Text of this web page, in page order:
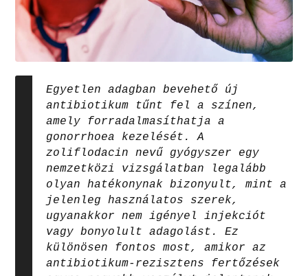
Egyetlen adagban bevehető új
antibiotikum tűnt fel a színen,
amely forradalmasíthatja a
gonorrhoea kezelését. A
zoliflodacin nevű gyógyszer egy
nemzetközi vizsgálatban legalább
olyan hatékonynak bizonyult, mint a
jelenleg használatos szerek,
ugyanakkor nem igényel injekciót
vagy bonyolult adagolást. Ez
különösen fontos most, amikor az
antibiotikum-rezisztens fertőzések